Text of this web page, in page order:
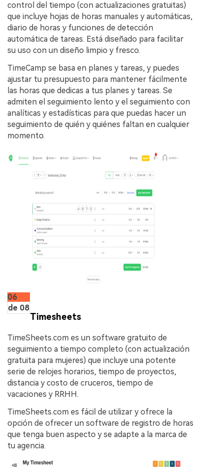
control del tiempo (con actualizaciones gratuitas)
que incluye hojas de horas manuales y automáticas,
diario de horas y funciones de detección
automática de tareas. Está diseñado para facilitar
su uso con un diseño limpio y fresco.
TimeCamp se basa en planes y tareas, y puedes
ajustar tu presupuesto para mantener fácilmente
las horas que dedicas a tus planes y tareas. Se
admiten el seguimiento lento y el seguimiento con
analíticas y estadísticas para que puedas hacer un
seguimiento de quién y quiénes faltan en cualquier
momento.
06
de 08
Timesheets
TimeSheets.com es un software gratuito de
seguimiento a tiempo completo (con actualización
gratuita para mujeres) que incluye una potente
serie de relojes horarios, tiempo de proyectos,
distancia y costo de cruceros, tiempo de
vacaciones y RRHH.
TimeSheets.com es fácil de utilizar y ofrece la
opción de ofrecer un software de registro de horas
que tenga buen aspecto y se adapte a la marca de
tu agencia.